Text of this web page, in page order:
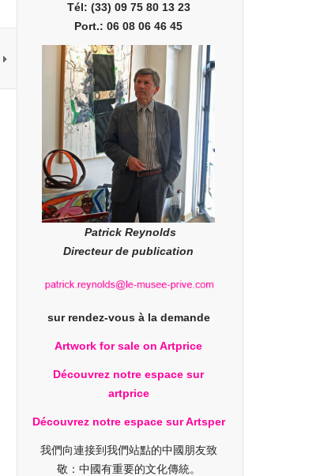
Tél: (33) 09 75 80 13 23
Port.: 06 08 06 46 45
Patrick Reynolds
Directeur de publication
sur rendez-vous à la demande
Artwork for sale on Artprice
Découvrez notre espace sur
artprice
Découvrez notre espace sur Artsper
我們向連接到我們站點的中國朋友致
敬：中國有重要的文化傳統。